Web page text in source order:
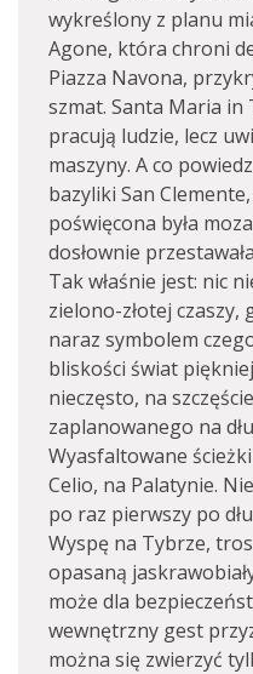
wykreślony z planu
Agone, która chroni
Piazza Navona,
szmat. Santa Maria
pracują ludzie, lecz
maszyny. A co
bazyliki San
poświęcona była
dosłownie
Tak właśnie jest: nic
zielono-złotej czaszy,
naraz symbolem
bliskości świat
nieczęsto, na
zaplanowanego na
Wyasfaltowane
Celio, na Palatynie.
po raz pierwszy po
Wyspę na Tybrze,
opasaną
może dla
wewnętrzny gest
można się zwierzyć